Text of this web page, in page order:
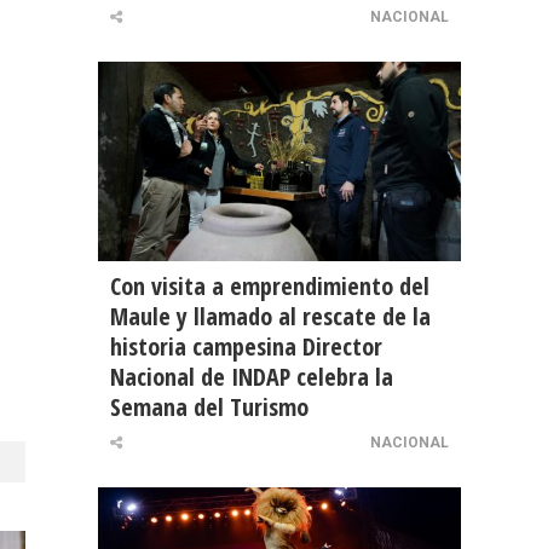
NACIONAL
Con visita a emprendimiento del
Maule y llamado al rescate de la
historia campesina Director
Nacional de INDAP celebra la
Semana del Turismo
NACIONAL